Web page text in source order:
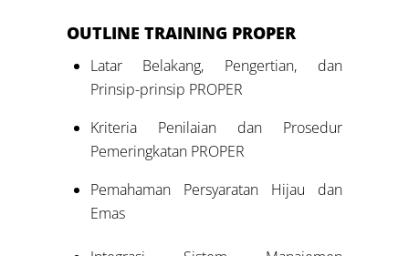
OUTLINE TRAINING PROPER
Latar Belakang, Pengertian, dan
Prinsip-prinsip PROPER
Kriteria Penilaian dan Prosedur
Pemeringkatan PROPER
Pemahaman Persyaratan Hijau dan
Emas